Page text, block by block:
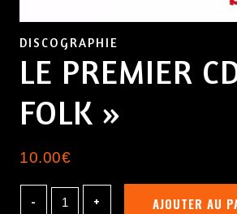
DISCOGRAPHIE
LE PREMIER
FOLK »
10.00€
AJOUTER AU